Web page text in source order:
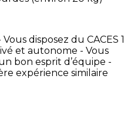
Vous disposez du CACES 1
et autonome - Vous
bon esprit d’équipe -
expérience similaire